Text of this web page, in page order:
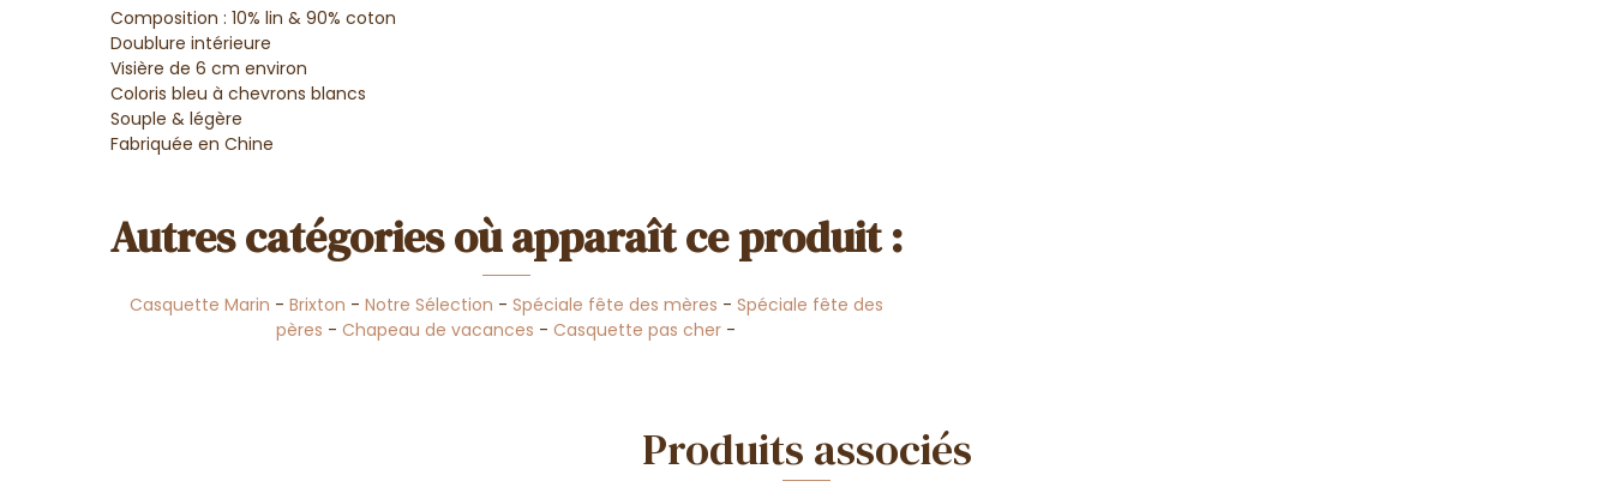
Composition : 10% lin & 90% coton
Doublure intérieure
Visière de 6 cm environ
Coloris bleu à chevrons blancs
Souple & légère
Fabriquée en Chine
Autres catégories où apparaît ce produit :
Casquette Marin - Brixton - Notre Sélection - Spéciale fête des mères - Spéciale fête des
pères -Chapeau de vacances -Casquette pas cher -
Produits associés